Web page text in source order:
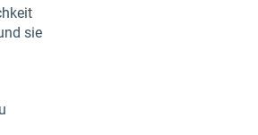
sie